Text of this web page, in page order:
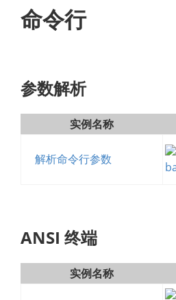
命令行
参数解析
实例名称
解析命令行参数
ANSI 终端
实例名称